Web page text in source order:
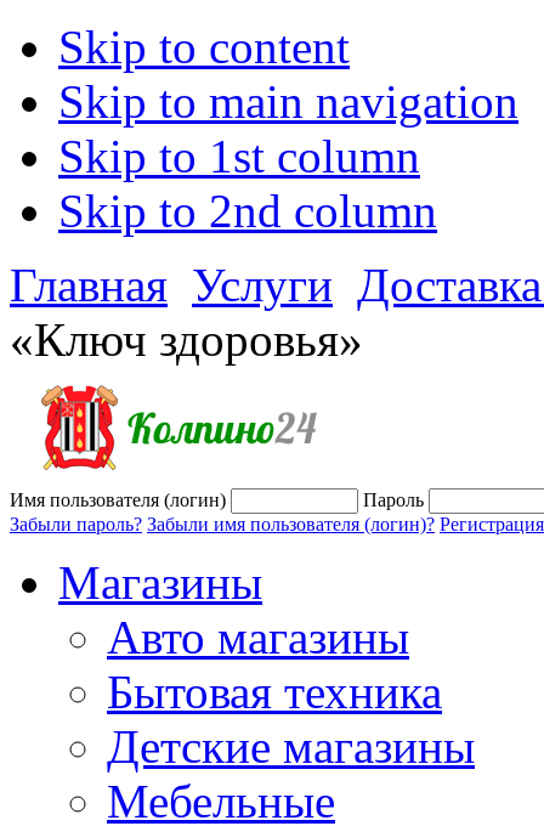
Skip to content
Skip to main navigation
Skip to 1st column
Skip to 2nd column
Главная Услуги
«Ключ здоровья»
Имя пользователя (логин)
Пароль
Забыли пароль? Забыли имя пользователя (логин)? Регистрация
Магазины
Авто магазины
Бытовая техника
Детские магазины
Мебельные